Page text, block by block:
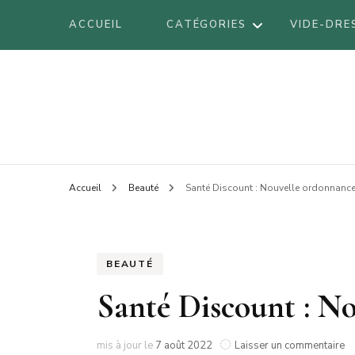
ACCUEIL CATÉGORIES
LIFESTYLE
VIDE-
Accueil Beauté Santé Discount : Nouvelle
BEAUTÉ
Santé Discount :
mis à jour le 7 août 2022 Laisser un commentairesur